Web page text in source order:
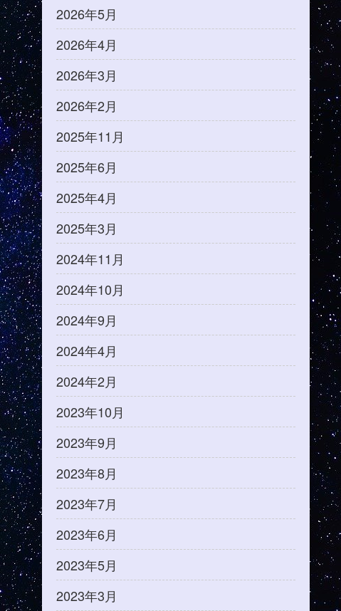
2026年5月
2026年4月
2026年3月
2026年2月
2025年11月
2025年6月
2025年4月
2025年3月
2024年11月
2024年10月
2024年9月
2024年4月
2024年2月
2023年10月
2023年9月
2023年8月
2023年7月
2023年6月
2023年5月
2023年3月